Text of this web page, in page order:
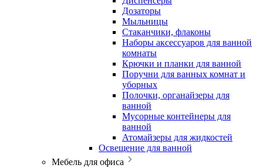
Дозаторы
Мыльницы
Стаканчики, флаконы
Наборы аксессуаров для ванной
комнаты
Крючки и планки для ванной
Поручни для ванных комнат и
уборных
Полочки, органайзеры для
ванной
Мусорные контейнеры для
ванной
Атомайзеры для жидкостей
Освещение для ванной
Мебель для офиса